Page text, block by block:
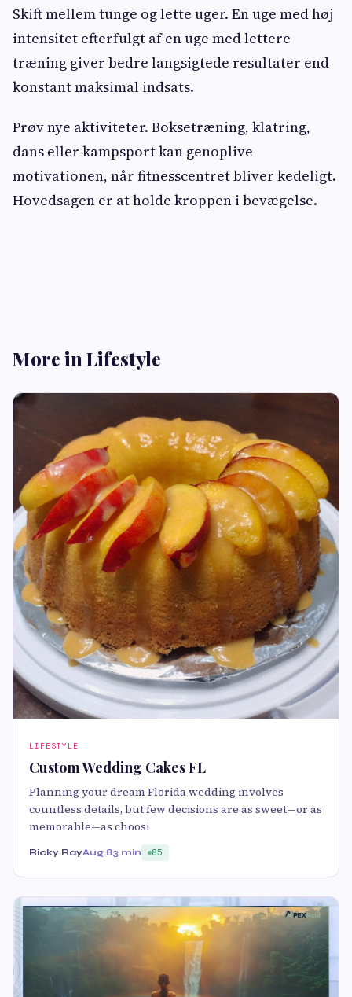
Skift mellem tunge og lette uger. En uge med høj
intensitet efterfulgt af en uge med lettere
træning giver bedre langsigtede resultater end
konstant maksimal indsats.
Prøv nye aktiviteter. Boksetræning, klatring,
dans eller kampsport kan genoplive
motivationen, når fitnesscentret bliver kedeligt.
Hovedsagen er at holde kroppen i bevægelse.
More in Lifestyle
LIFESTYLE
Custom Wedding Cakes FL
Planning your dream Florida wedding involves
countless details, but few decisions are as sweet—or as
memorable—as choosi
Ricky RayAug 83 min 85